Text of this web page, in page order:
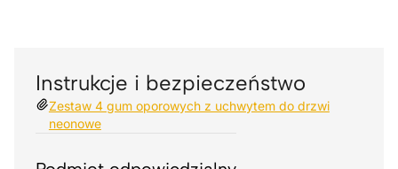
Instrukcje i bezpieczeństwo
Zestaw 4 gum oporowych z uchwytem do drzwi
neonowe